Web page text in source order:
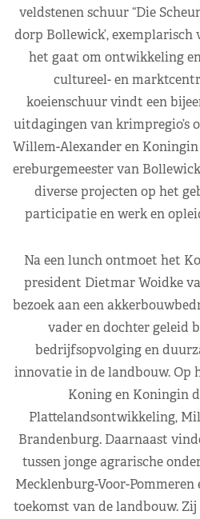
veldstenen schuur “Die
dorp Bollewick’, exemplarisch
het gaat om ontwikkeling
cultureel- en
koeienschuur vindt een
uitdagingen van krimpregio’s
Willem-Alexander en
ereburgemeester van
diverse projecten op het
participatie en werk en
Na een lunch ontmoet het
president Dietmar Woidke
bezoek aan een
vader en dochter geleid
bedrijfsopvolging en
innovatie in de landbouw. Op
Koning en Koningin
Plattelandsontwikkeling,
Brandenburg. Daarnaast
tussen jonge agrarische
Mecklenburg-Voor-
toekomst van de landbouw. Zij